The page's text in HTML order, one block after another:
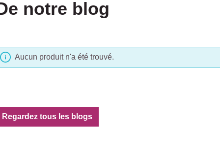
notre blog
Aucun produit n'a été trouvé.
Regardez tous les blogs